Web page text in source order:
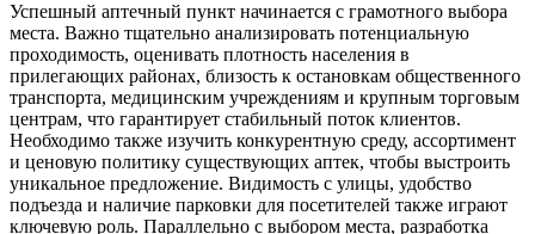
Успешный аптечный пункт начинается с грамотного выбора
места. Важно тщательно анализировать потенциальную
проходимость, оценивать плотность населения в
прилегающих районах, близость к остановкам общественного
транспорта, медицинским учреждениям и крупным торговым
центрам, что гарантирует стабильный поток клиентов.
Необходимо также изучить конкурентную среду, ассортимент
и ценовую политику существующих аптек, чтобы выстроить
уникальное предложение. Видимость с улицы, удобство
подъезда и наличие парковки для посетителей также играют
ключевую роль. Параллельно с выбором места, разработка